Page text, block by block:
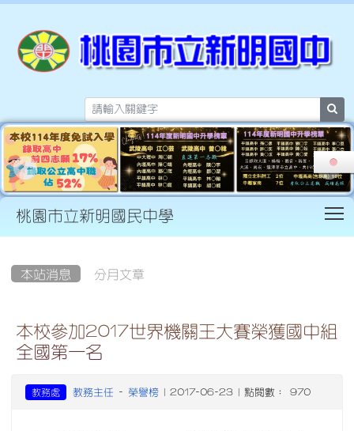
桃園市立新明國民中學
本站消息 分月文章
本校參加2017世界機關王大賽榮獲國中組
全國第一名
教務處 教務主任 - 榮譽榜| 2017-06-23 | 點閱數： 970